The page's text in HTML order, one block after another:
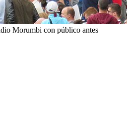
Morumbi con público antes